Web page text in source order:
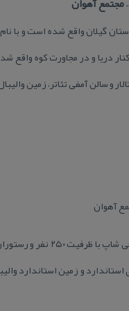
گیلان واقع شده است و
و سالن آمفی تئاتر،
۵۰۰ نفر تماشاگر با فضاهای